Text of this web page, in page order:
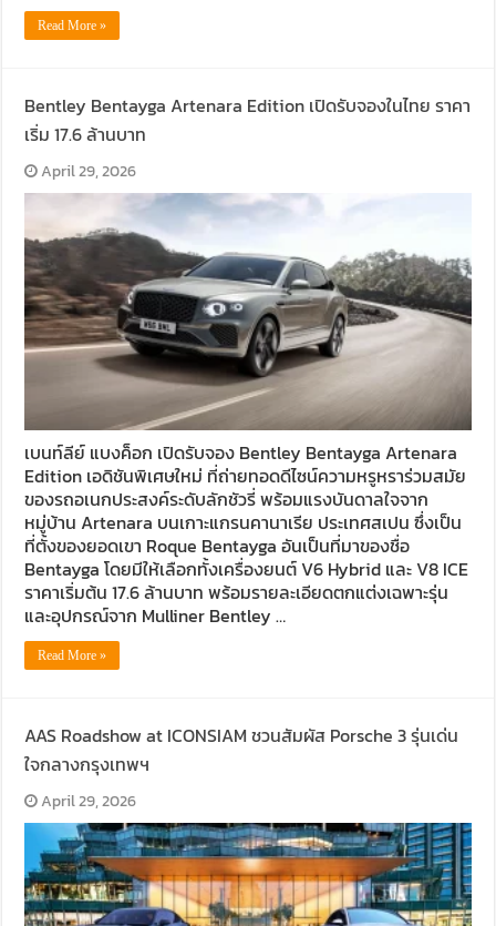
Read More »
Bentley Bentayga Artenara Edition เปิดรับจองในไทย ราคา
เริ่ม 17.6 ล้านบาท
April 29, 2026
เบนท์ลีย์ แบงค็อก เปิดรับจอง Bentley Bentayga Artenara
Edition เอดิชันพิเศษใหม่ ที่ถ่ายทอดดีไซน์ความหรูหราร่วมสมัย
ของรถอเนกประสงค์ระดับลักชัวรี่ พร้อมแรงบันดาลใจจาก
หมู่บ้าน Artenara บนเกาะแกรนคานาเรีย ประเทศสเปน ซึ่งเป็น
ที่ตั้งของยอดเขา Roque Bentayga อันเป็นที่มาของชื่อ
Bentayga โดยมีให้เลือกทั้งเครื่องยนต์ V6 Hybrid และ V8 ICE
ราคาเริ่มต้น 17.6 ล้านบาท พร้อมรายละเอียดตกแต่งเฉพาะรุ่น
และอุปกรณ์จาก Mulliner Bentley …
Read More »
AAS Roadshow at ICONSIAM ชวนสัมผัส Porsche 3 รุ่นเด่น
ใจกลางกรุงเทพฯ
April 29, 2026